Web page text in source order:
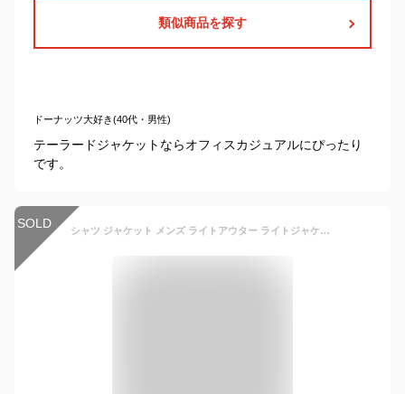
類似商品を探す
ドーナッツ大好き(40代・男性)
テーラードジャケットならオフィスカジュアルにぴったり
です。
SOLD シャツ ジャケット メンズ ライトアウター ライトジャケット ジャケット 麻 ブランド 日本製 シャツ 綿 9分袖 チビ襟 キャンバス地 M L 春 秋 Upscape Audience アップスケープオーディエンス AUD2919